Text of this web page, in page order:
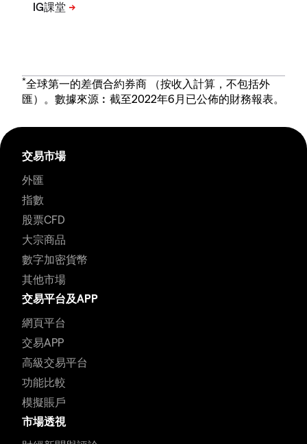
*全球第一的差價合約券商 （按收入計算，不包括外
匯）。數據來源︰截至2022年6月已公佈的財務報表。
交易市場
外匯
指數
股票CFD
大宗商品
數字加密貨幣
其他市場
交易平台及APP
網頁平台
交易APP
高級交易平台
功能比較
模擬賬戶
市場透視